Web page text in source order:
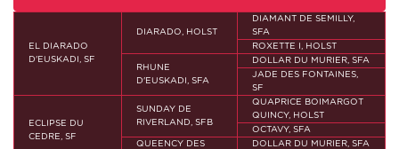
EL DIARADO
D'EUSKADI, SF
DIARADO, HOLST
DIAMANT DE SEMILLY,
SFA
ROXETTE I, HOLST
RHUNE
D'EUSKADI, SFA
DOLLAR DU MURIER, SFA
JADE DES FONTAINES,
SF
ECLIPSE DU
CEDRE, SF
SUNDAY DE
RIVERLAND, SFB
QUAPRICE BOIMARGOT
QUINCY, HOLST
OCTAVY, SFA
QUEENCY DES
DOLLAR DU MURIER, SFA